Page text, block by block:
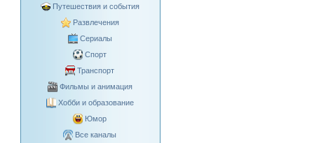
Путешествия и события
Развлечения
Сериалы
Спорт
Транспорт
Фильмы и анимация
Хобби и образование
Юмор
Все каналы